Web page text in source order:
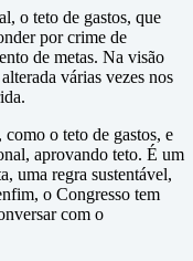
o teto de gastos, que
por crime de
de metas. Na visão
várias vezes nos
o teto de gastos, e
aprovando teto. É um
uma regra sustentável,
o Congresso tem
com o